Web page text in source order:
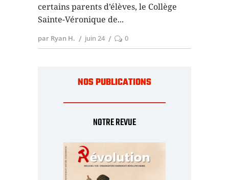
certains parents d’élèves, le Collège
Sainte-Véronique de
par Ryan H. juin 24 0
NOS PUBLICATIONS
NOTRE REVUE